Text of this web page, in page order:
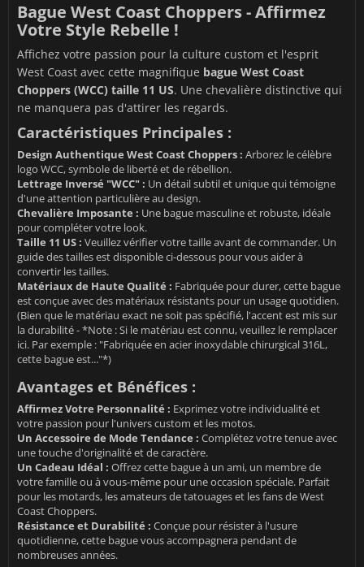
Bague West Coast Choppers - Affirmez
Votre Style Rebelle !
Affichez votre passion pour la culture custom et l'esprit
West Coast avec cette magnifique bague West Coast
Choppers (WCC) taille 11 US. Une chevalière distinctive qui
ne manquera pas d'attirer les regards.
Caractéristiques Principales :
Design Authentique West Coast Choppers : Arborez le célèbre
logo WCC, symbole de liberté et de rébellion.
Lettrage Inversé "WCC" : Un détail subtil et unique qui témoigne
d'une attention particulière au design.
Chevalière Imposante : Une bague masculine et robuste, idéale
pour compléter votre look.
Taille 11 US : Veuillez vérifier votre taille avant de commander. Un
guide des tailles est disponible ci-dessous pour vous aider à
convertir les tailles.
Matériaux de Haute Qualité : Fabriquée pour durer, cette bague
est conçue avec des matériaux résistants pour un usage quotidien.
(Bien que le matériau exact ne soit pas spécifié, l'accent est mis sur
la durabilité - *Note : Si le matériau est connu, veuillez le remplacer
ici. Par exemple : "Fabriquée en acier inoxydable chirurgical 316L,
cette bague est..."*)
Avantages et Bénéfices :
Affirmez Votre Personnalité : Exprimez votre individualité et
votre passion pour l'univers custom et les motos.
Un Accessoire de Mode Tendance : Complétez votre tenue avec
une touche d'originalité et de caractère.
Un Cadeau Idéal : Offrez cette bague à un ami, un membre de
votre famille ou à vous-même pour une occasion spéciale. Parfait
pour les motards, les amateurs de tatouages et les fans de West
Coast Choppers.
Résistance et Durabilité : Conçue pour résister à l'usure
quotidienne, cette bague vous accompagnera pendant de
nombreuses années.